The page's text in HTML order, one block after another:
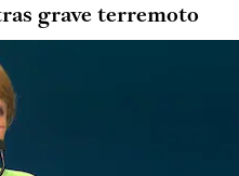
grave terremoto